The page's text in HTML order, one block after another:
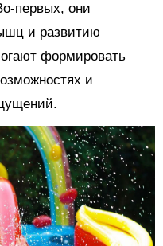
первых, они
и развитию
формировать
и